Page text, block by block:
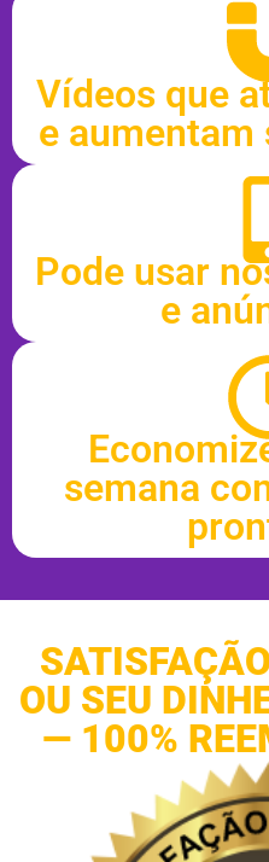
Vídeos que
e aumentam
Pode usar
e
semana
OU SEU
— 100%